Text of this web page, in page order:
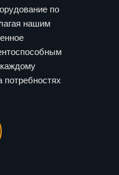
по
нашим
потребностях